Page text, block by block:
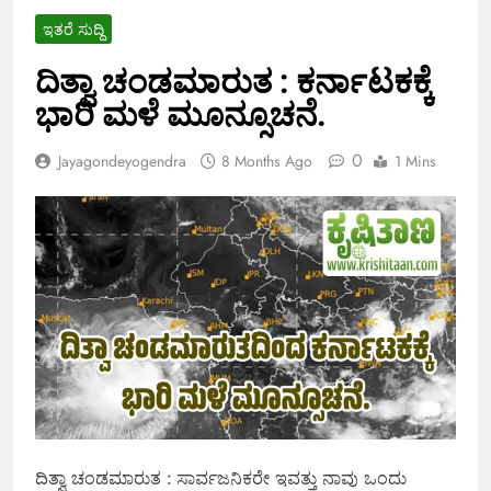
ಇತರೆ ಸುದ್ದಿ
ದಿತ್ವಾ ಚಂಡಮಾರುತ : ಕರ್ನಾಟಕಕ್ಕೆ
ಭಾರಿ ಮಳೆ ಮೂನ್ಸೂಚನೆ.
Jayagondeyogendra 8 Months Ago 0 1 Mins
ದಿತ್ವಾ ಚಂಡಮಾರುತ : ಸಾರ್ವಜನಿಕರೇ ಇವತ್ತು ನಾವು ಒಂದು